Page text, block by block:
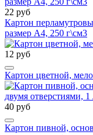
22 руб
Картон
размер А4, 250 г\см3
12 руб
Картон цветной,
40 руб
Картон пивной,